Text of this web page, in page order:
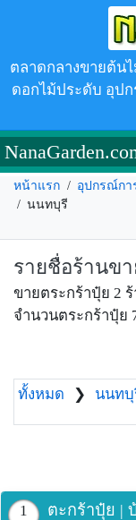
ตลาดกลางขายต้น
ดอกไม้ประดับ อุป
หน้าแรก / อุปกรณ์กา
/ นนทบุรี
รายชื่อร้านข
ขายตระกร้าปุ๋ย 2
จำนวนตระกร้าปุ๋ย
ทั้งหมด ❯ นนทบุ
1
ตะกร้าปุ๋ย |